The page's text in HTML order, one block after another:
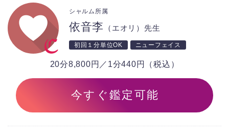
依音李 （エオリ）先生
シャルム所属
初回１分単位OK ニューフェイス
20分8,800円／1分440円（税込）
今すぐ鑑定可能